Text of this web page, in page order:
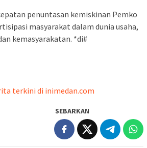
penuntasan kemiskinan Pemko
masyarakat dalam dunia usaha,
kemasyarakatan. *di#
terkini di inimedan.com
SEBARKAN